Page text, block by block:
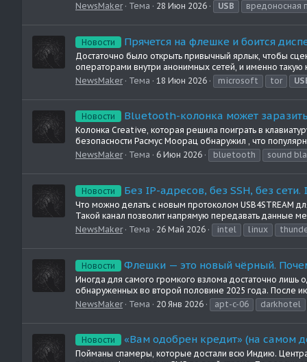
NewsMaker
Тема 28 Июн 2026 USB вредоносная
Новости Прячется на флешке и боится
Достаточно было открыть привычный ярлык, чтобы
операторами внутри анонимных сетей, и именно
NewsMaker
Тема 18 Июн 2026 microsoft tor
Новости Bluetooth-колонка может
Колонка Creative, которая решила поиграть в
безопасности Расмус Моорац обнаружил , что
NewsMaker
Тема 6 Июн 2026 bluetooth sound
Новости Без IP-адресов, без SSH, без
Что можно делать с новым протоколом USB4STREAM
Такой канал позволит напрямую передавать данные
NewsMaker
Тема 26 Май 2026 intel linux
Новости Флешки — это новый чёрный.
Иногда для самого громкого взлома достаточно лишь
обнаруженных во второй половине 2025 года. После
NewsMaker
Тема 20 Янв 2026 apt-c-06 darkhotel
Новости «Вам одобрен кредит» (на самом
Пойманы спамеры, которые достали всю Индию.